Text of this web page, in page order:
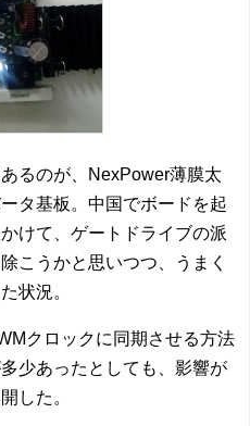
るのが、NexPower薄膜太
タ基板。中国でボードを起
けて、ゲートドライブの派
こうかと思いつつ、うまく
状況。
クロックに同期させる方法
少あったとしても、影響が
した。